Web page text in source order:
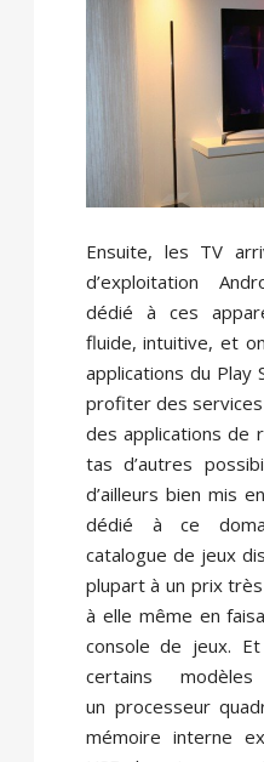
Ensuite, les TV
d’exploitation
dédié à ces
fluide, intuitive, et
applications du
profiter des
des applications de
tas d’autres
d’ailleurs bien mis
dédié à ce
catalogue de jeux
plupart à un prix
à elle même en
console de jeux.
certains
un processeur
mémoire interne